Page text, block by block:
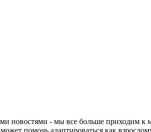
новостями - мы все больше приходим
помочь адаптироваться как